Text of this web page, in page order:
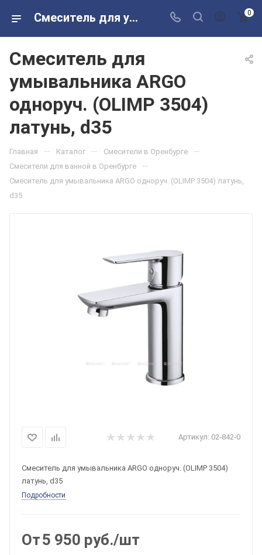
Смеситель для умывальника ARGO одноруч. (OLIMP 3504) латунь, d35 в розничных магазинах Сантехторг 0
Смеситель для
умывальника ARGO
одноруч. (OLIMP 3504)
латунь, d35
Главная — Каталог — Смесители в Оренбурге —
Смесители для ванной в Оренбурге —
Смеситель для умывальника ARGO одноруч. (OLIMP 3504) латунь,
d35
Артикул: 02-842-0
Смеситель для умывальника ARGO одноруч. (OLIMP 3504)
латунь, d35
Подробности
От5 950 руб./шт